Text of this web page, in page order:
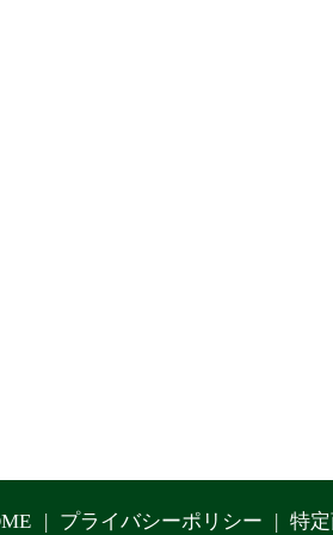
プライバシーポリシー 特